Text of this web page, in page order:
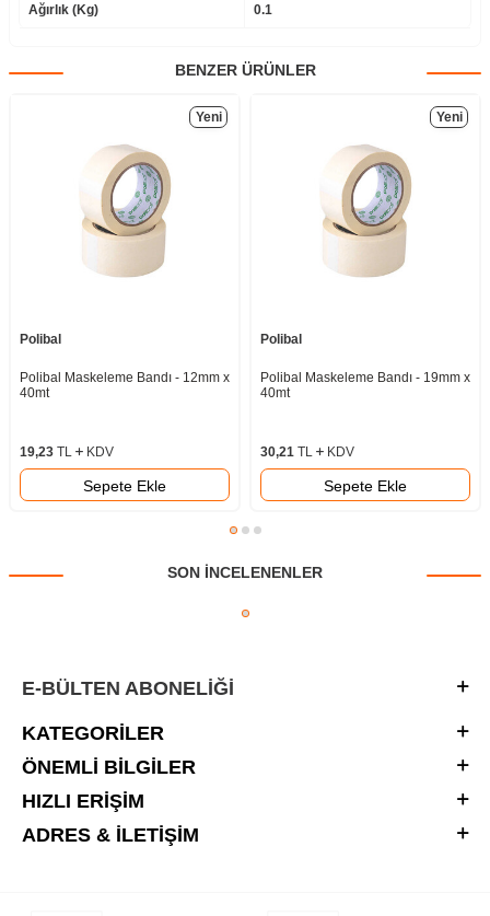
Ağırlık (Kg) 0.1
BENZER ÜRÜNLER
Yeni
Polibal
Polibal Maskeleme Bandı - 12mm x
40mt
19,23 TL KDV
Sepete Ekle
Yeni
Polibal
Polibal Maskeleme Bandı - 19mm x
40mt
30,21 TL KDV
Sepete Ekle
SON INCELENENLER
E-BÜLTEN ABONELIĞI
KATEGORILER
ÖNEMLI BILGILER
HIZLI ERIŞIM
ADRES & İLETIŞIM